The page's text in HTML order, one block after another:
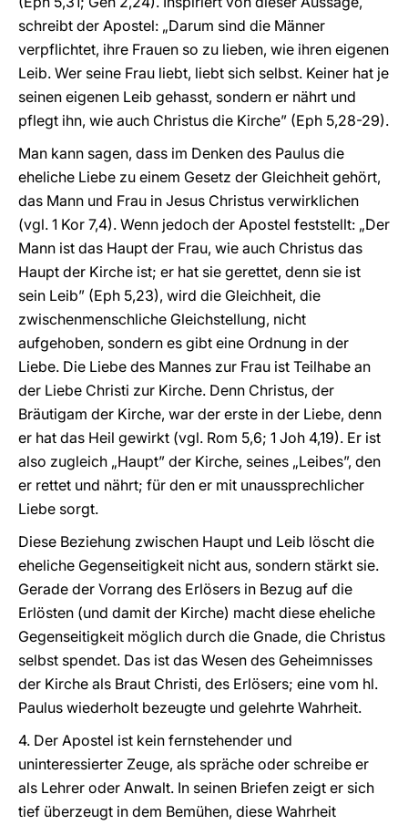
schreibt der Apostel: „Darum sind die Männer
verpflichtet, ihre Frauen so zu lieben, wie ihren eigenen
Leib. Wer seine Frau liebt, liebt sich selbst. Keiner hat je
seinen eigenen Leib gehasst, sondern er nährt und
pflegt ihn, wie auch Christus die Kirche” (Eph 5,28-29).
Man kann sagen, dass im Denken des Paulus die
eheliche Liebe zu einem Gesetz der Gleichheit gehört,
das Mann und Frau in Jesus Christus verwirklichen
(vgl. 1 Kor 7,4). Wenn jedoch der Apostel feststellt: „Der
Mann ist das Haupt der Frau, wie auch Christus das
Haupt der Kirche ist; er hat sie gerettet, denn sie ist
sein Leib” (Eph 5,23), wird die Gleichheit, die
zwischenmenschliche Gleichstellung, nicht
aufgehoben, sondern es gibt eine Ordnung in der
Liebe. Die Liebe des Mannes zur Frau ist Teilhabe an
der Liebe Christi zur Kirche. Denn Christus, der
Bräutigam der Kirche, war der erste in der Liebe, denn
er hat das Heil gewirkt (vgl. Rom 5,6; 1 Joh 4,19). Er ist
also zugleich „Haupt” der Kirche, seines „Leibes”, den
er rettet und nährt; für den er mit unaussprechlicher
Liebe sorgt.
Diese Beziehung zwischen Haupt und Leib löscht die
eheliche Gegenseitigkeit nicht aus, sondern stärkt sie.
Gerade der Vorrang des Erlösers in Bezug auf die
Erlösten (und damit der Kirche) macht diese eheliche
Gegenseitigkeit möglich durch die Gnade, die Christus
selbst spendet. Das ist das Wesen des Geheimnisses
der Kirche als Braut Christi, des Erlösers; eine vom hl.
Paulus wiederholt bezeugte und gelehrte Wahrheit.
4. Der Apostel ist kein fernstehender und
uninteressierter Zeuge, als spräche oder schreibe er
als Lehrer oder Anwalt. In seinen Briefen zeigt er sich
tief überzeugt in dem Bemühen, diese Wahrheit